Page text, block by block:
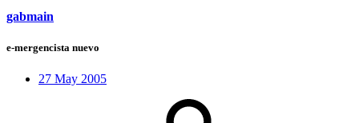
gabmain
e-mergencista nuevo
27 May 2005